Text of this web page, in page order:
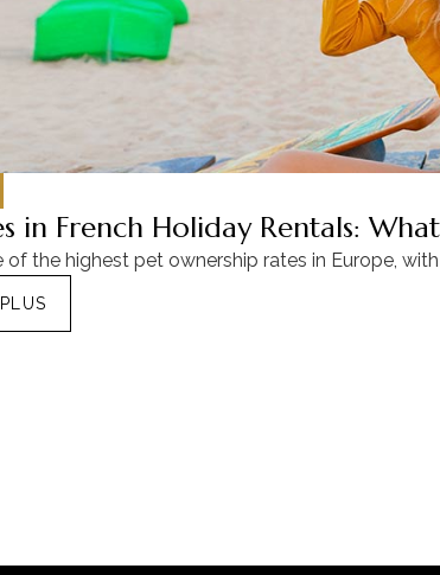
in French Holiday Rentals:
of the highest pet ownership rates in Europe,